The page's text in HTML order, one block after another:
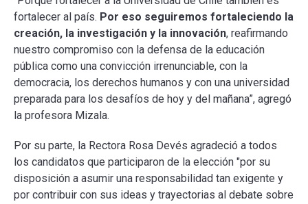
fortalecer al país. Por eso seguiremos fortaleciendo la
creación, la investigación y la innovación, reafirmando
nuestro compromiso con la defensa de la educación
pública como una convicción irrenunciable, con la
democracia, los derechos humanos y con una universidad
preparada para los desafíos de hoy y del mañana”, agregó
la profesora Mizala.
Por su parte, la Rectora Rosa Devés agradeció a todos
los candidatos que participaron de la elección "por su
disposición a asumir una responsabilidad tan exigente y
por contribuir con sus ideas y trayectorias al debate sobre